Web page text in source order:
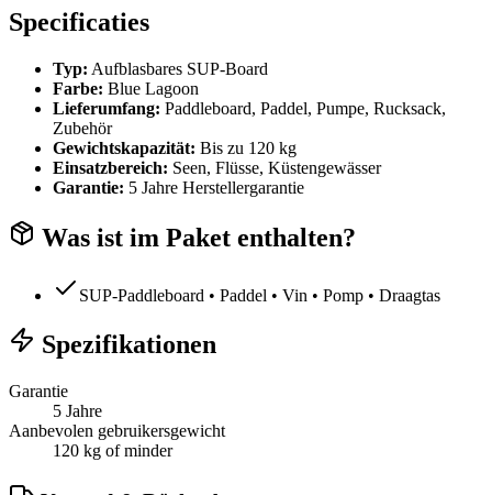
Specificaties
Typ: Aufblasbares SUP-Board
Farbe: Blue Lagoon
Lieferumfang: Paddleboard, Paddel, Pumpe, Rucksack,
Zubehör
Gewichtskapazität: Bis zu 120 kg
Einsatzbereich: Seen, Flüsse, Küstengewässer
Garantie: 5 Jahre Herstellergarantie
Was ist im Paket enthalten?
SUP-Paddleboard • Paddel • Vin • Pomp • Draagtas
Spezifikationen
Garantie
5 Jahre
Aanbevolen gebruikersgewicht
120 kg of minder